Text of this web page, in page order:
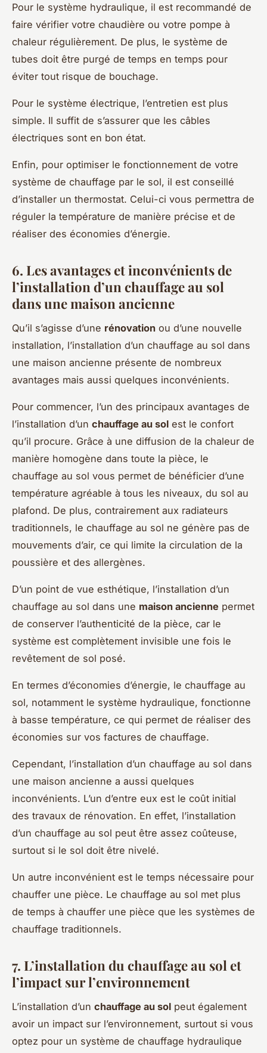
Pour le système hydraulique, il est recommandé de
faire vérifier votre chaudière ou votre pompe à
chaleur régulièrement. De plus, le système de
tubes doit être purgé de temps en temps pour
éviter tout risque de bouchage.
Pour le système électrique, l’entretien est plus
simple. Il suffit de s’assurer que les câbles
électriques sont en bon état.
Enfin, pour optimiser le fonctionnement de votre
système de chauffage par le sol, il est conseillé
d’installer un thermostat. Celui-ci vous permettra de
réguler la température de manière précise et de
réaliser des économies d’énergie.
6. Les avantages et inconvénients de
l’installation d’un chauffage au sol
dans une maison ancienne
Qu’il s’agisse d’une rénovation ou d’une nouvelle
installation, l’installation d’un chauffage au sol dans
une maison ancienne présente de nombreux
avantages mais aussi quelques inconvénients.
Pour commencer, l’un des principaux avantages de
l’installation d’un chauffage au sol est le confort
qu’il procure. Grâce à une diffusion de la chaleur de
manière homogène dans toute la pièce, le
chauffage au sol vous permet de bénéficier d’une
température agréable à tous les niveaux, du sol au
plafond. De plus, contrairement aux radiateurs
traditionnels, le chauffage au sol ne génère pas de
mouvements d’air, ce qui limite la circulation de la
poussière et des allergènes.
D’un point de vue esthétique, l’installation d’un
chauffage au sol dans une maison ancienne permet
de conserver l’authenticité de la pièce, car le
système est complètement invisible une fois le
revêtement de sol posé.
En termes d’économies d’énergie, le chauffage au
sol, notamment le système hydraulique, fonctionne
à basse température, ce qui permet de réaliser des
économies sur vos factures de chauffage.
Cependant, l’installation d’un chauffage au sol dans
une maison ancienne a aussi quelques
inconvénients. L’un d’entre eux est le coût initial
des travaux de rénovation. En effet, l’installation
d’un chauffage au sol peut être assez coûteuse,
surtout si le sol doit être nivelé.
Un autre inconvénient est le temps nécessaire pour
chauffer une pièce. Le chauffage au sol met plus
de temps à chauffer une pièce que les systèmes de
chauffage traditionnels.
7. L’installation du chauffage au sol et
l’impact sur l’environnement
L’installation d’un chauffage au sol peut également
avoir un impact sur l’environnement, surtout si vous
optez pour un système de chauffage hydraulique